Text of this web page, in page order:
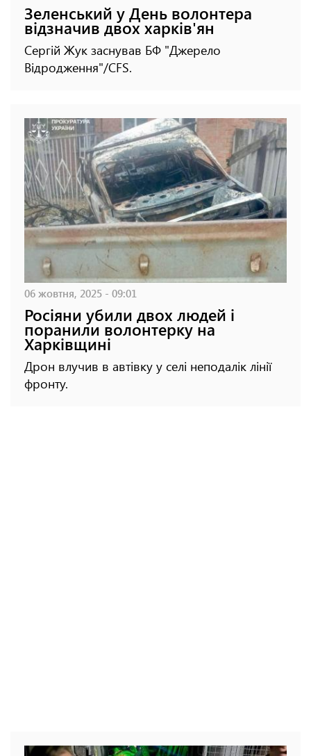
Зеленський у День волонтера
відзначив двох харків'ян
Сергій Жук заснував БФ "Джерело
Відродження"/CFS.
06 жовтня, 2025 - 09:01
Росіяни убили двох людей і
поранили волонтерку на
Харківщині
Дрон влучив в автівку у селі неподалік лінії
фронту.